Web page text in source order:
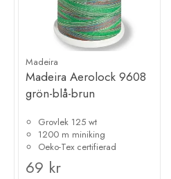
Madeira
Madeira Aerolock 9608
grön-blå-brun
Grovlek 125 wt
1200 m miniking
Oeko-Tex certifierad
69 kr